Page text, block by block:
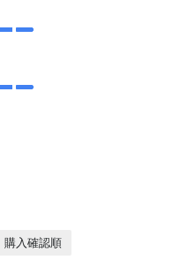
購入確認順